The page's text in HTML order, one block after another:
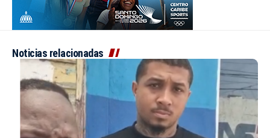
Noticias relacionadas